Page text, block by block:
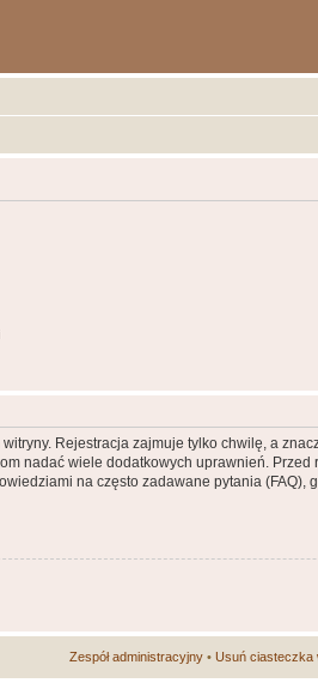
Rejestracja zajmuje tylko chwilę, a
nadać wiele dodatkowych uprawnień.
na często zadawane pytania (FAQ),
Zespół administracyjny • Usuń ciasteczka